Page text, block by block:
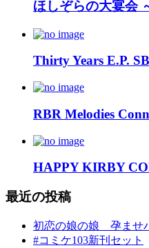
ほしぞらの大宴会
Thirty Years E.P.
RBR Melodies
HAPPY KIRBY
最近の投稿
初恋の娘の娘 孕ませ
#コミケ103新刊セット